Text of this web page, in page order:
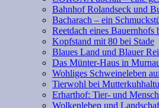
Bahnhof Rolandseck und
Bacharach – ein
Reetdach eines Bauernhofs
Kopfstand mit 80 bei Stade
Blaues Land und Blauer
Das Münter-Haus in
Wohliges Schweineleben
Tierwohl bei
Erharthof: Tier- und
Wolkenleben und